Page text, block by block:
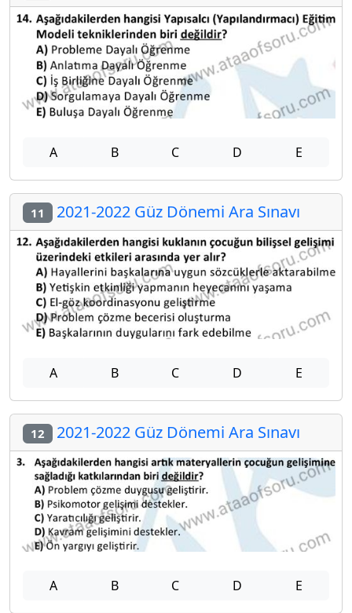
A B C D E
11 2021-2022 Güz Dönemi Ara Sınavı
A B C D E
12 2021-2022 Güz Dönemi Ara Sınavı
A B C D E